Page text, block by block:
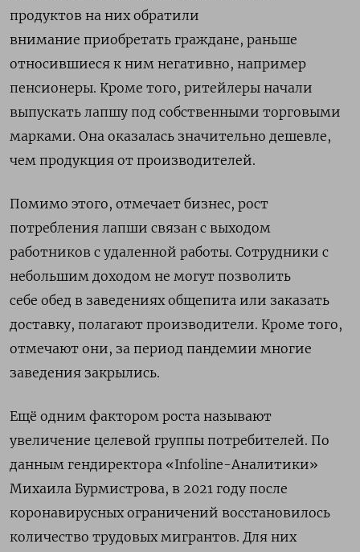
продуктов на них обратили
внимание приобретать граждане, раньше
относившиеся к ним негативно, например
пенсионеры. Кроме того, ритейлеры начали
выпускать лапшу под собственными торговыми
марками. Она оказалась значительно дешевле,
чем продукция от производителей.
Помимо этого, отмечает бизнес, рост
потребления лапши связан с выходом
работников с удаленной работы. Сотрудники с
небольшим доходом не могут позволить
себе обед в заведениях общепита или заказать
доставку, полагают производители. Кроме того,
отмечают они, за период пандемии многие
заведения закрылись.
Ещё одним фактором роста называют
увеличение целевой группы потребителей. По
данным гендиректора «Infoline-Аналитики»
Михаила Бурмистрова, в 2021 году после
коронавирусных ограничений восстановилось
количество трудовых мигрантов. Для них